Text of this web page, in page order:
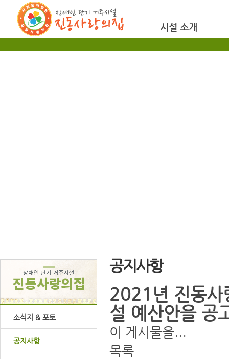
시설 소개
소식지 & 포토
공지사항
공지사항
2021년 진동사
설 예산안을 공
이 게시물을...
목록